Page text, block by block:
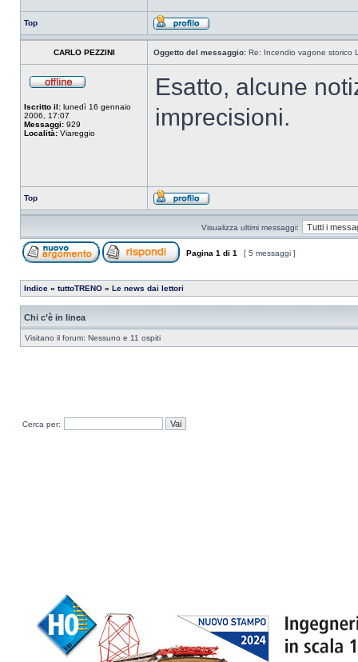
Top
CARLO PEZZINI Oggetto del messaggio: Re: Incendio vagone storico
Iscritto il: lunedì 16 gennaio
2006, 17:07
Messaggi: 929
Località: Viareggio
Esatto, alcune
imprecisioni.
Top
Visualizza ultimi messaggi:
Pagina 1 di 1 [ 5 messaggi ]
Indice » tuttoTRENO » Le news dai lettori
Chi c’è in linea
Visitano il forum: Nessuno e 11 ospiti
Cerca per: